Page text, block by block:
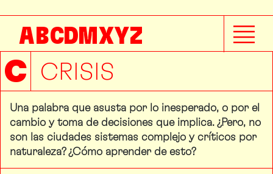
ABCDMXYZ
C CRISIS
Una palabra que asusta por lo inesperado, o por el
cambio y toma de decisiones que implica. ¿Pero, no
son las ciudades sistemas complejo y críticos por
naturaleza? ¿Cómo aprender de esto?